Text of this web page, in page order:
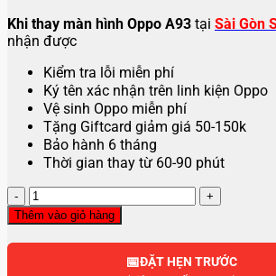
Khi thay màn hình Oppo A93 tại Sài Gòn
nhận được
Kiểm tra lỗi miễn phí
Ký tên xác nhận trên linh kiện Oppo
Vệ sinh Oppo miễn phí
Tặng Giftcard giảm giá 50-150k
Bảo hành 6 tháng
Thời gian thay từ 60-90 phút
Thay
màn
hình
Oppo
Thêm vào giỏ hàng
📅ĐẶT HẸN TRƯỚC